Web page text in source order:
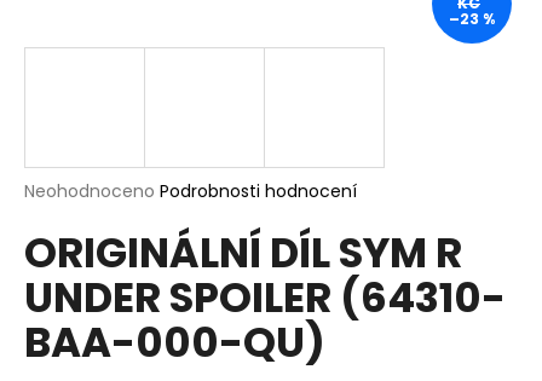
Průměrné
produktu
je
0,0
z
5
hvězdiček.
Neohodnoceno Podrobnosti hodnocení
ORIGINÁLNÍ DÍL SYM R
UNDER SPOILER (64310-
BAA-000-QU)
–23 %
j
?
HLEDAT